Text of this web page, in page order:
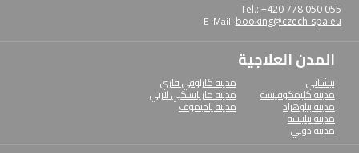
Tel.: +420 778 050 055
E-Mail:booking@czech-spa.eu
المدن العلاجية
بيشتاني
مدينة كليمكوفيتسة
مدينة بيلوهراد
مدينة تبليتسة
مدينة دوبي
مدينة كارلوفي فاري
مدينة ماريانسكي لازني
مدينة ياخيموف